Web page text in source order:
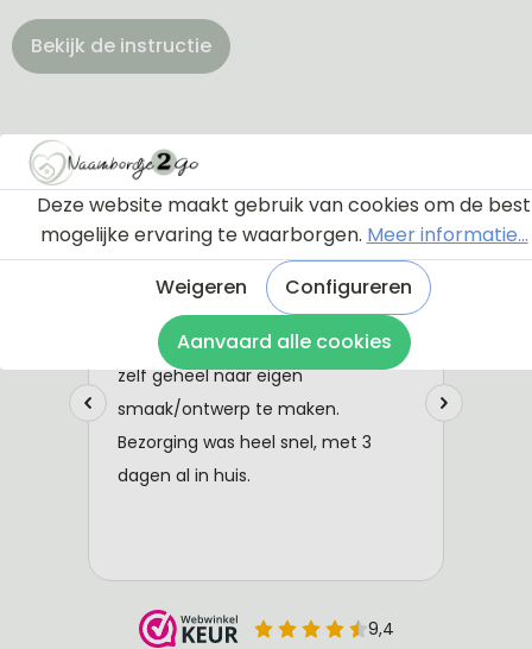
Bekijk de instructie
Deze website maakt gebruik van cookies om de best
mogelijke ervaring te waarborgen. Meer informatie...
Weigeren
Configureren
Aanvaard alle cookies